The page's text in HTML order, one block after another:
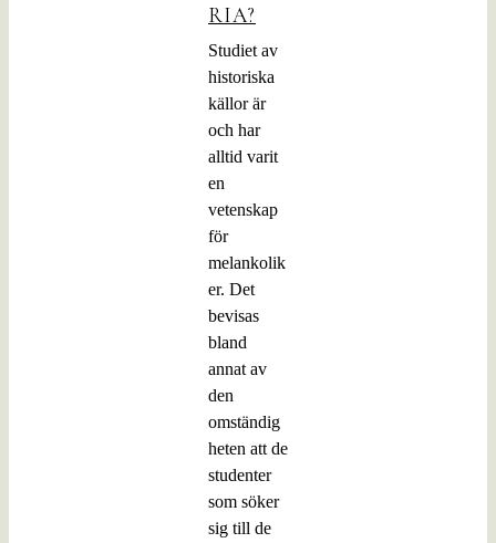
RIA?
Studiet av
historiska
källor är
och har
alltid varit
en
vetenskap
för
melankolik
er. Det
bevisas
bland
annat av
den
omständig
heten att de
studenter
som söker
sig till de